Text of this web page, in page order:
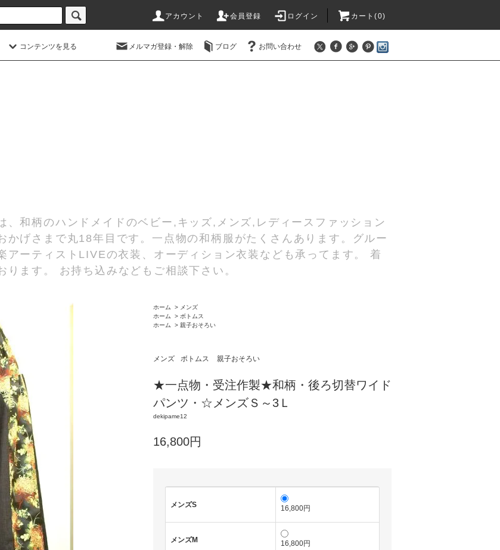
アカウント 会員登録 ログイン カート(0)
コンテンツを見る メルマガ登録・解除 ブログ お問い合わせ
、和柄のハンドメイドのベビー,キッズ,メンズ,レディースファッション
かげさまで丸18年目です。一点物の和柄服がたくさんあります。グルー
アーティストLIVEの衣装、オーディション衣装なども承ってます。 着
ます。 お持ち込みなどもご相談下さい。
ホーム > メンズ
ホーム
> ボトムス
ホーム
> 親子おそろい
メンズ ボトムス 親子おそろい
★一点物・受注作製★和柄・後ろ切替ワイド
パンツ・☆メンズＳ～3Ｌ
dekipame12
16,800円
メンズS 16,800円
メンズM 16,800円